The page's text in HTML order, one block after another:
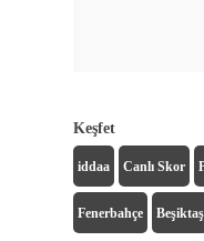
Keşfet
iddaa Canlı Skor
Fenerbahçe Beşiktaş